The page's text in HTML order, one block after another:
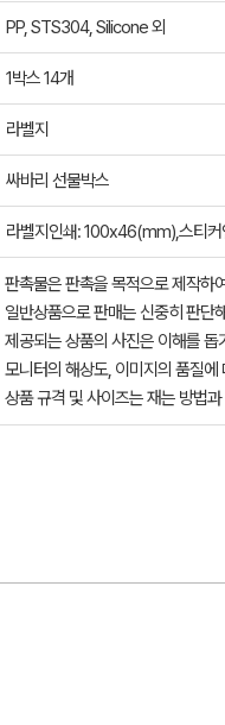
PP, STS304, Silicone 외
1박스 14개
라벨지
싸바리 선물박스
라벨지인쇄: 100x46(mm),스티
판촉물은 판촉을 목적으로 제작하
일반상품으로 판매는 신중히 판단
제공되는 상품의 사진은 이해를
모니터의 해상도, 이미지의 품질
상품 규격 및 사이즈는 재는 방법